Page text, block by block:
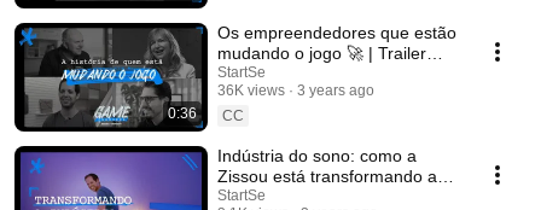
0:36
Os empreendedores que estão
mudando o jogo 🚀 | Trailer
série GAME CHANGERS -
StartSe University
StartSe
36K views
3 years ago
CC
Indústria do sono: como a
Zissou está transformando a
experiência do cliente | Game
StartSe